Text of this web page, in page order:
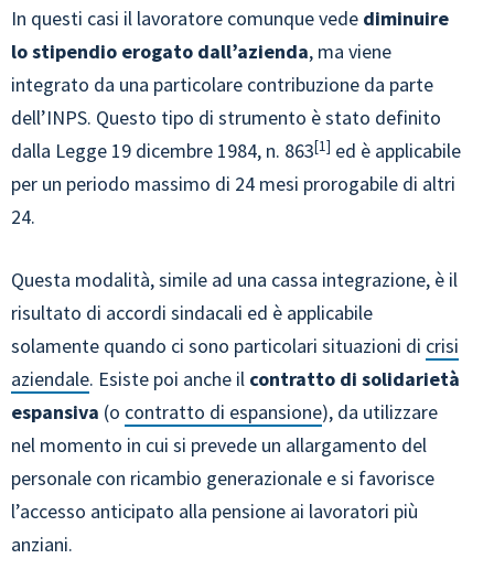
In questi casi il lavoratore comunque vede diminuire
lo stipendio erogato dall’azienda, ma viene
integrato da una particolare contribuzione da parte
dell’INPS. Questo tipo di strumento è stato definito
dalla Legge 19 dicembre 1984, n. 863 1 ed è applicabile
per un periodo massimo di 24 mesi prorogabile di altri
24.
Questa modalità, simile ad una cassa integrazione, è il
risultato di accordi sindacali ed è applicabile
solamente quando ci sono particolari situazioni di crisi
aziendale. Esiste poi anche il contratto di solidarietà
espansiva (o contratto di espansione), da utilizzare
nel momento in cui si prevede un allargamento del
personale con ricambio generazionale e si favorisce
l’accesso anticipato alla pensione ai lavoratori più
anziani.